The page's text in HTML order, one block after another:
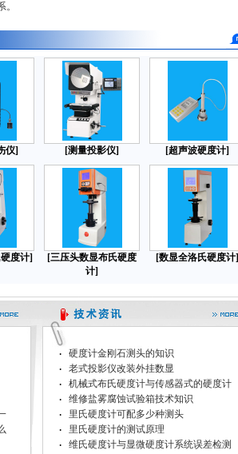
仪] [测量投影仪] [超声波硬度计]
度计]
[三压头数显布氏硬度
计]
[数显全洛氏硬度计]
· 硬度计金刚石测头的知识
· 老式投影仪改装外挂数显
· 机械式布氏硬度计与传感器式的硬度计
· 维修盐雾腐蚀试验箱技术知识
· 里氏硬度计可配多少种测头
· 里氏硬度计的测试原理
· 维氏硬度计与显微硬度计系统误差检测